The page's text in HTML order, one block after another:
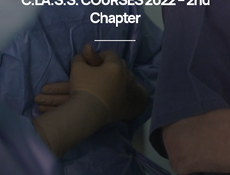
Chapter